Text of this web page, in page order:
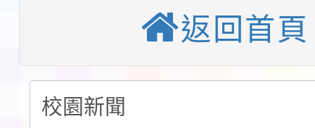
習海報及各區簡章
淨零綠領人才培育課程
116學年度國民中學各
生入學前鑑定事宜
轉知台灣武術協會檢送
返回首頁